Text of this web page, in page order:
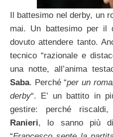
Il battesimo nel derby, un
mai. Un battesimo per il
dovuto attendere tanto.
tecnico “razionale e
una notte, all’anima
Saba. Perché “per un
derby“. E’ un battito in
gestire: perché
Ranieri, lo sanno più